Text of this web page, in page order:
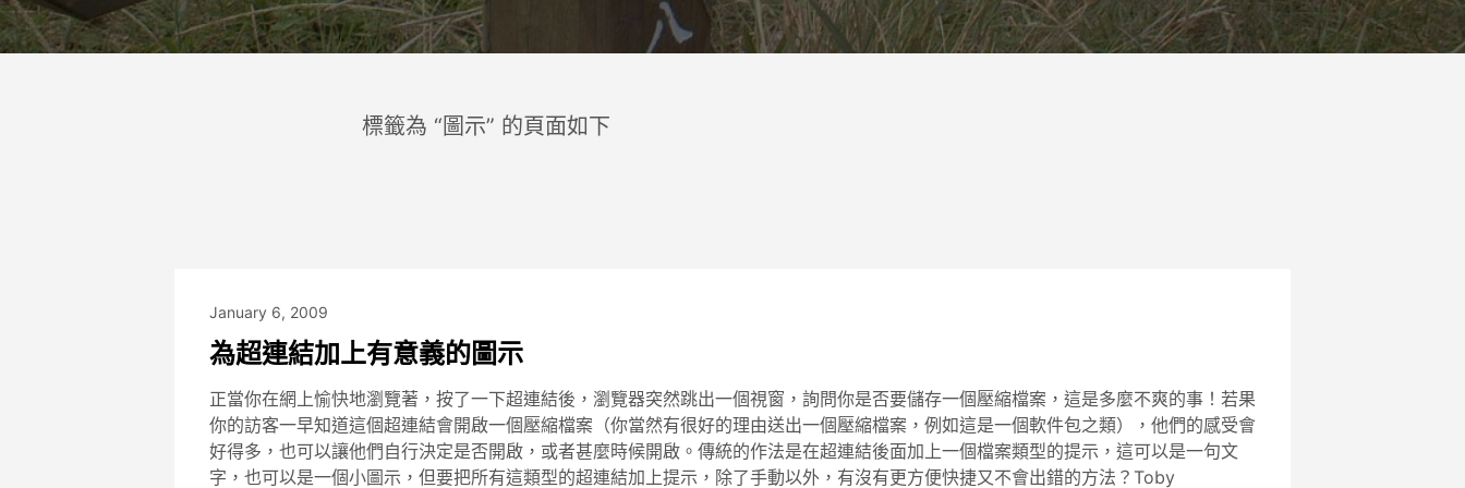
標籤為 “圖示” 的頁面如下
January 6, 2009
為超連結加上有意義的圖示
正當你在網上愉快地瀏覽著，按了一下超連結後，瀏覽器突然跳出一個視窗，詢問你是否要儲存一個壓縮檔案，這是多麼不爽的事！若果
你的訪客一早知道這個超連結會開啟一個壓縮檔案（你當然有很好的理由送出一個壓縮檔案，例如這是一個軟件包之類），他們的感受會
好得多，也可以讓他們自行決定是否開啟，或者甚麼時候開啟。傳統的作法是在超連結後面加上一個檔案類型的提示，這可以是一句文
字，也可以是一個小圖示，但要把所有這類型的超連結加上提示，除了手動以外，有沒有更方便快捷又不會出錯的方法？Toby